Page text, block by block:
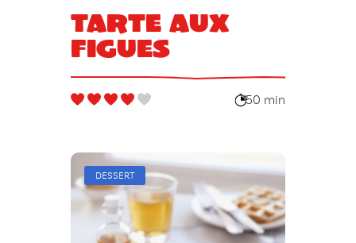
Tarte aux
figues
50 min
DESSERT